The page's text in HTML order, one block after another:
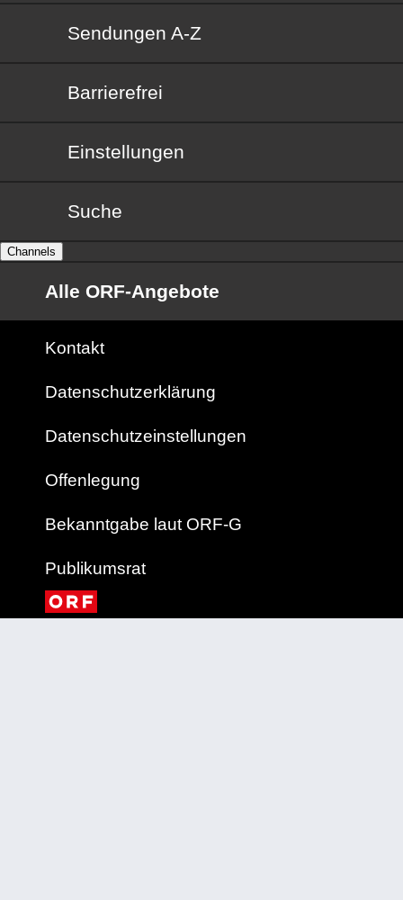
Sendungen von A bis Z
Sendungen A-Z
Barrierefrei
Barrierefrei
Einstellungen
Suche
Channels
Alle ORF-Angebote
Kontakt
Datenschutzerklärung
Datenschutzeinstellungen
Offenlegung
Bekanntgabe laut ORF-G
Publikumsrat